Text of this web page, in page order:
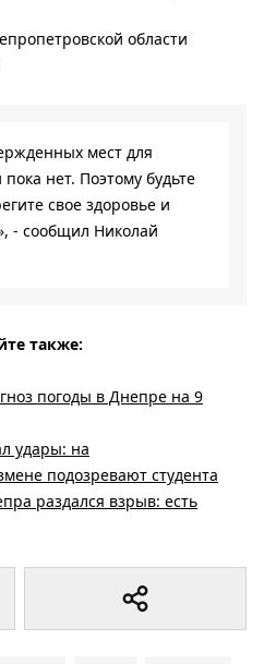
области
мест для
нет. Поэтому будьте
свое здоровье и
- сообщил Николай
также:
погоды в Днепре на 9
удары: на
подозревают студента
раздался взрыв: есть